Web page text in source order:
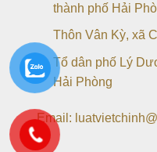
thành phố Hải
Thôn Vân Kỳ, xã
Tổ dân phố Lý
Hải Phòng
Email: